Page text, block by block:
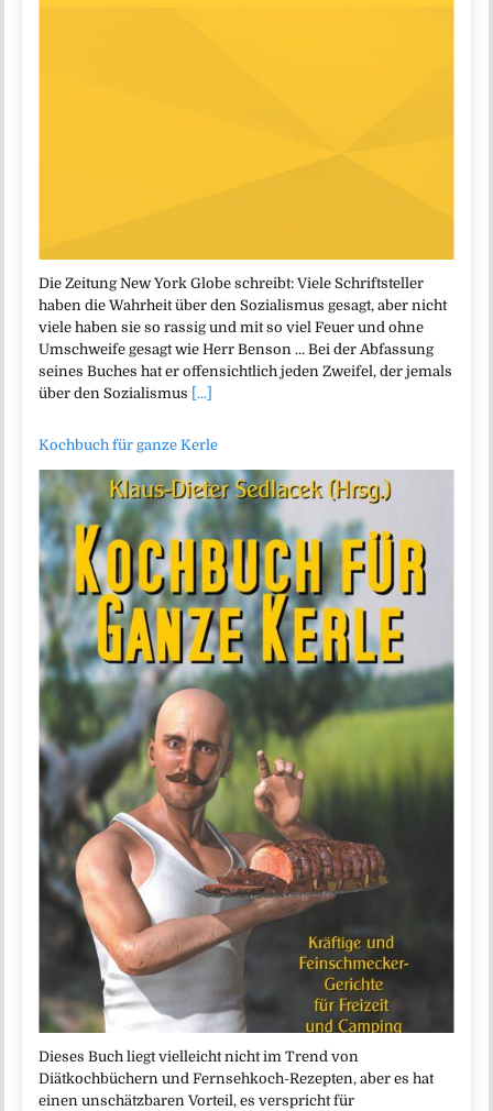
Die Zeitung New York Globe schreibt: Viele Schriftsteller
haben die Wahrheit über den Sozialismus gesagt, aber nicht
viele haben sie so rassig und mit so viel Feuer und ohne
Umschweife gesagt wie Herr Benson … Bei der Abfassung
seines Buches hat er offensichtlich jeden Zweifel, der jemals
über den Sozialismus [...]
Kochbuch für ganze Kerle
Dieses Buch liegt vielleicht nicht im Trend von
Diätkochbüchern und Fernsehkoch-Rezepten, aber es hat
einen unschätzbaren Vorteil, es verspricht für